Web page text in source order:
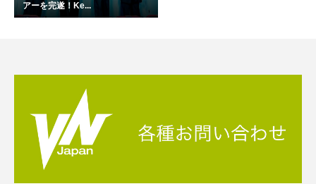
アーを完遂！Ke...